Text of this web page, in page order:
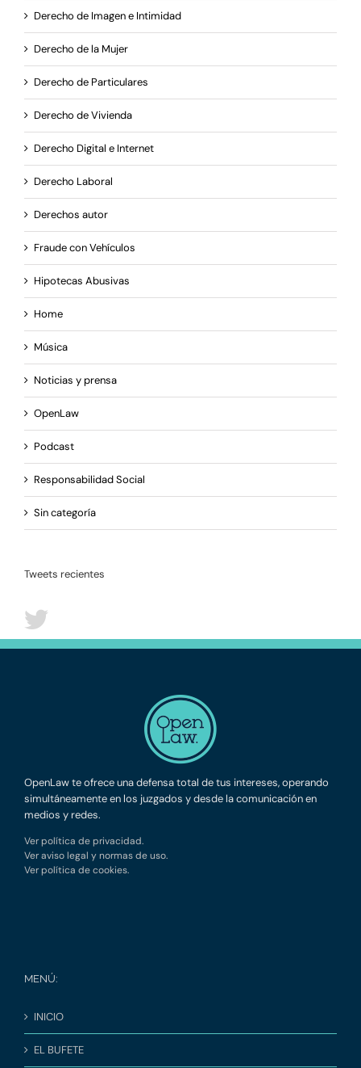
Derecho de Imagen e Intimidad
Derecho de la Mujer
Derecho de Particulares
Derecho de Vivienda
Derecho Digital e Internet
Derecho Laboral
Derechos autor
Fraude con Vehículos
Hipotecas Abusivas
Home
Música
Noticias y prensa
OpenLaw
Podcast
Responsabilidad Social
Sin categoría
Tweets recientes
OpenLaw te ofrece una defensa total de tus intereses, operando
simultáneamente en los juzgados y desde la comunicación en
medios y redes.
Ver política de privacidad.
Ver aviso legal y normas de uso.
Ver política de cookies.
MENÚ:
INICIO
EL BUFETE